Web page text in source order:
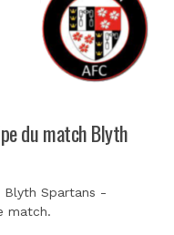
du match Blyth
Spartans -
match.